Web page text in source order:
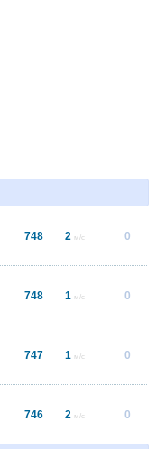
748 2 м/с 0
748 1 м/с 0
747 1 м/с 0
746 2 м/с 0